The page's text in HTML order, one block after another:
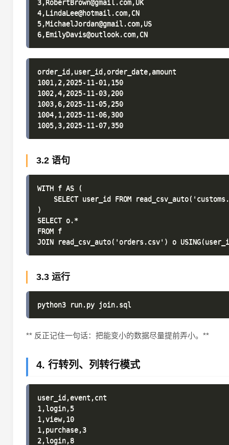
3,RobertBrown@gmail.com,UK
4,LindaLee@hotmail.com,CN
5,MichaelJordan@gmail.com,US
order_id,user_id,order_date,amount
1001,2,2025-11-01,150
1002,4,2025-11-03,200
1003,6,2025-11-05,250
1004,1,2025-11-06,300
3.2 语句
WITH f AS (
SELECT user_id FROM
)
SELECT o.*
FROM f
3.3 运行
** 反正记住一句话：把能变小的数据尽量提前弄小。**
4. 行转列、列转行模式
user_id,event,cnt
1,login,5
1,view,10
1,purchase,3
2,login,8